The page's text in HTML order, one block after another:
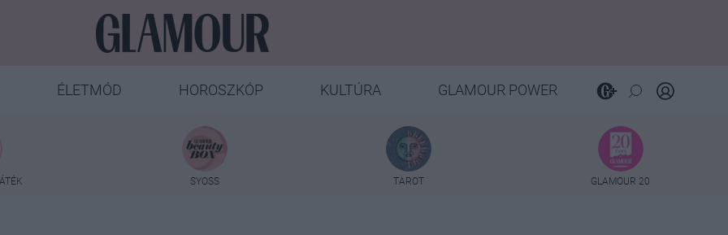
ÉLETMÓD HOROSZKÓP KULTÚRA GLAMOUR POWER
SYOSS TAROT GLAMOUR 20